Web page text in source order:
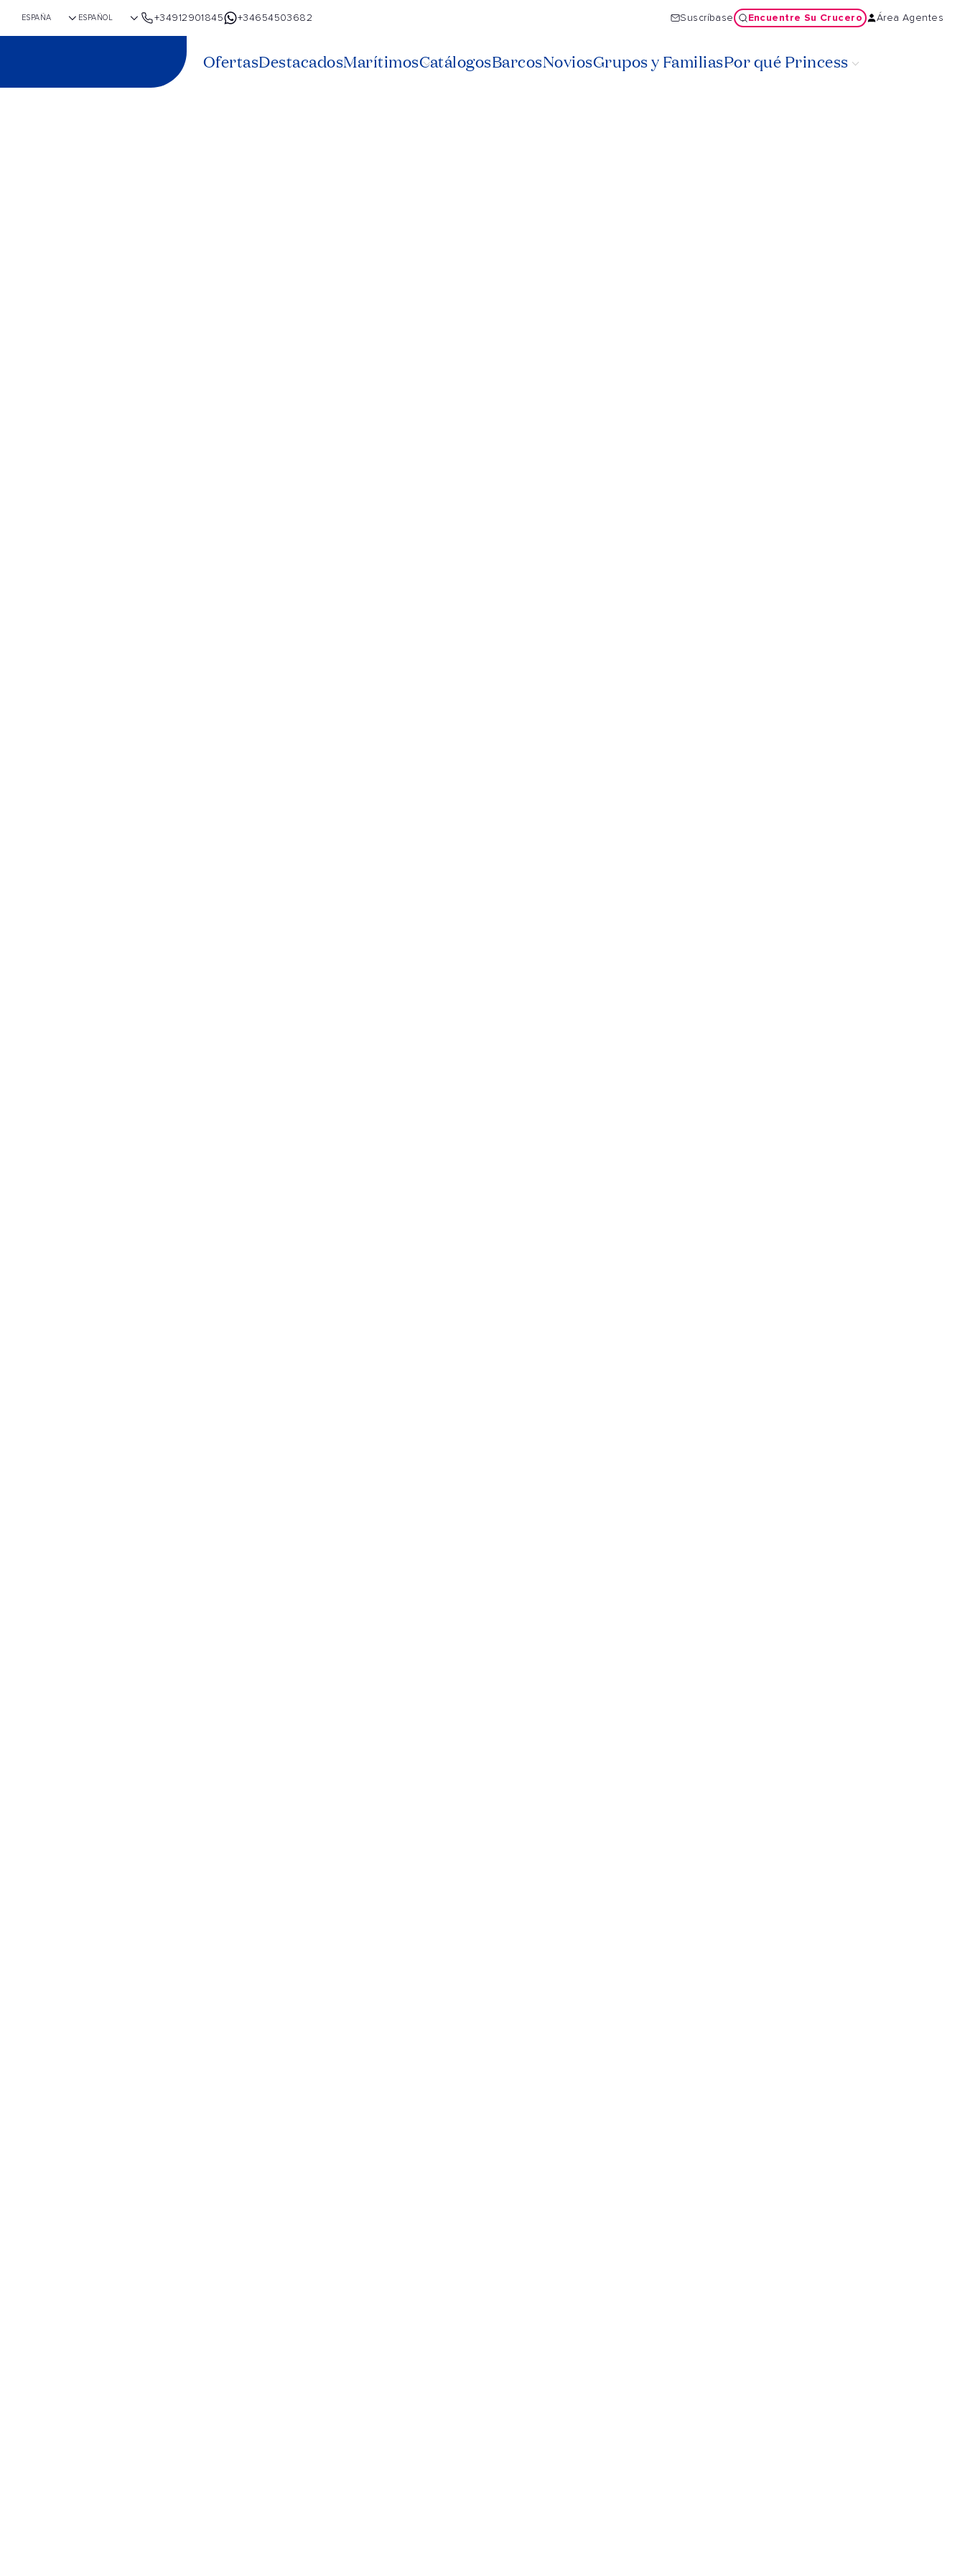
+34912901845 +34654503682 Suscríbase Encuentre Su Crucero Área Agentes
OfertasDestacadosMarítimosCatálogosBarcosNoviosGrupos y FamiliasPor qué Princess